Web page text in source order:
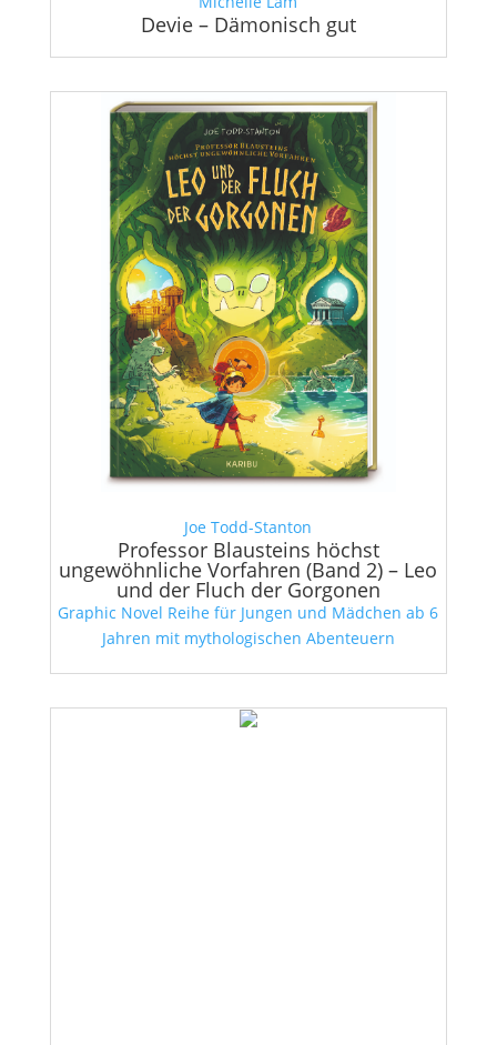
Devie – Dämonisch gut
Joe Todd-Stanton
Professor Blausteins höchst
ungewöhnliche Vorfahren (Band 2) – Leo
und der Fluch der Gorgonen
Graphic Novel Reihe für Jungen und Mädchen ab 6
Jahren mit mythologischen Abenteuern